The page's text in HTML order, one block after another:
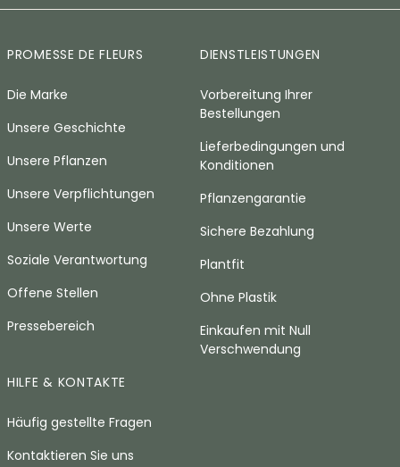
PROMESSE DE FLEURS
Die Marke
Unsere Geschichte
Unsere Pflanzen
Unsere Verpflichtungen
Unsere Werte
Soziale Verantwortung
Offene Stellen
Pressebereich
DIENSTLEISTUNGEN
Vorbereitung Ihrer
Bestellungen
Lieferbedingungen und
Konditionen
Pflanzengarantie
Sichere Bezahlung
Plantfit
Ohne Plastik
Einkaufen mit Null
Verschwendung
HILFE & KONTAKTE
Häufig gestellte Fragen
Kontaktieren Sie uns